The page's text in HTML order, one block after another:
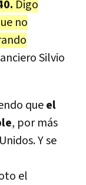
Digo
no
Silvio
queel
, por más
Y se
el